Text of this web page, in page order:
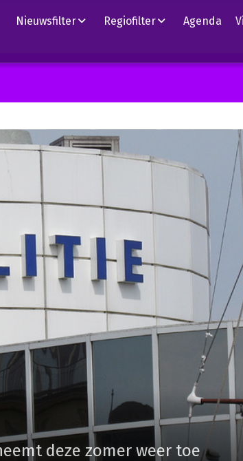
Nieuwsfilter Regiofilter Agenda
deze zomer weer toe